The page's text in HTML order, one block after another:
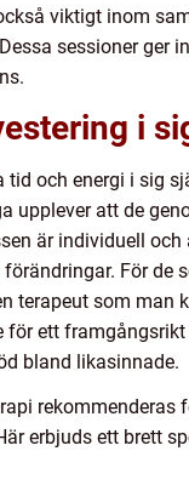
viktigt inom
sessioner
i
och energi i sig
upplever att de
är individuell
För
terapeut som man
för ett
bland likasinnade.
erbjuds ett brett